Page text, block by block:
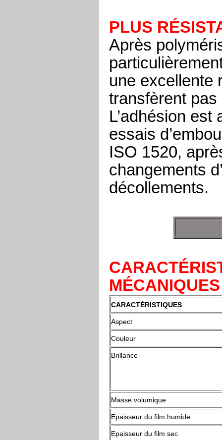
PLUS
Après
une excellente
transfèrent
L’adhésion
essais
ISO 1520,
changements
décollements.
CARACTÉRISTIQUES
Aspect
Couleur
Brillance
Masse volumique
Epaisseur du film humide
Epaisseur du film sec